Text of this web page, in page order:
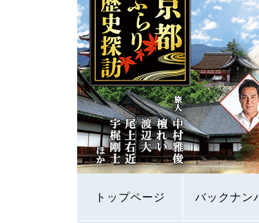
トップページ バックナン